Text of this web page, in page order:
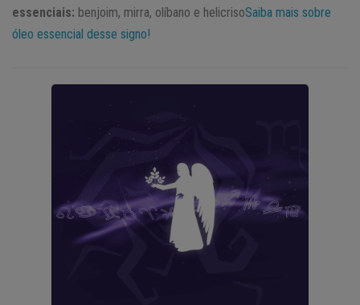
essenciais: benjoim, mirra, olíbano e helicrisoSaiba mais sobre
óleo essencial desse signo!